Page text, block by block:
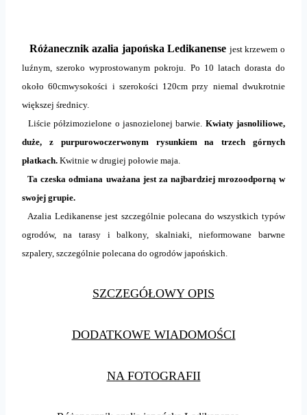
Różanecznik azalia japońska Ledikanense jest krzewem o
luźnym, szeroko wyprostowanym pokroju. Po 10 latach dorasta do
około 60cmwysokości i szerokości 120cm przy niemal dwukrotnie
większej średnicy.
Liście półzimozielone o jasnozielonej barwie. Kwiaty jasnoliliowe,
duże, z purpurowoczerwonym rysunkiem na trzech górnych
płatkach. Kwitnie w drugiej połowie maja.
Ta czeska odmiana uważana jest za najbardziej mrozoodporną w
swojej grupie.
Azalia Ledikanense jest szczególnie polecana do wszystkich typów
ogrodów, na tarasy i balkony, skalniaki, nieformowane barwne
szpalery, szczególnie polecana do ogrodów japońskich.
SZCZEGÓŁOWY OPIS
DODATKOWE WIADOMOŚCI
NA FOTOGRAFII